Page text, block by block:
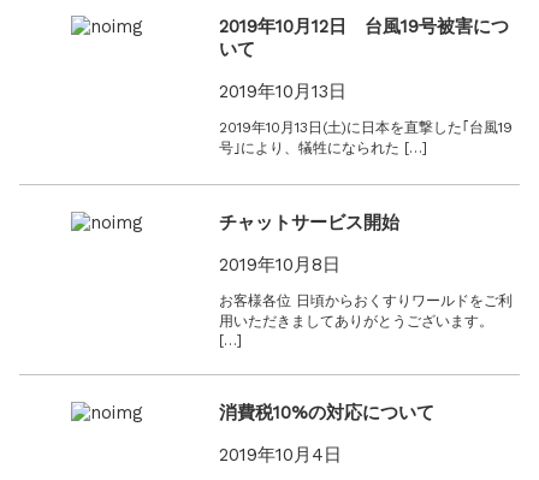
お知らせ
2026.1.6
年末年始の営業について【2025-202...
2019年10月12日 台風19号被害につ
いて
2019年10月13日
2019年10月13日(土)に日本を直撃した｢台風19
号｣により、犠牲になられた […]
チャットサービス開始
2019年10月8日
お客様各位 日頃からおくすりワールドをご利
用いただきましてありがとうございます。
[…]
消費税10%の対応について
2019年10月4日